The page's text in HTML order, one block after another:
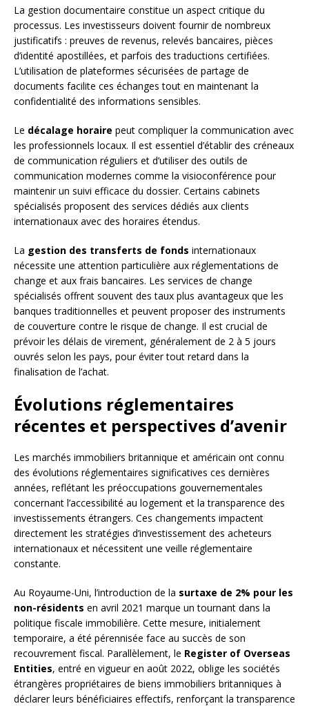
La gestion documentaire constitue un aspect critique du
processus. Les investisseurs doivent fournir de nombreux
justificatifs : preuves de revenus, relevés bancaires, pièces
d’identité apostillées, et parfois des traductions certifiées.
L’utilisation de plateformes sécurisées de partage de
documents facilite ces échanges tout en maintenant la
confidentialité des informations sensibles.
Le décalage horaire peut compliquer la communication avec
les professionnels locaux. Il est essentiel d’établir des créneaux
de communication réguliers et d’utiliser des outils de
communication modernes comme la visioconférence pour
maintenir un suivi efficace du dossier. Certains cabinets
spécialisés proposent des services dédiés aux clients
internationaux avec des horaires étendus.
La gestion des transferts de fonds internationaux
nécessite une attention particulière aux réglementations de
change et aux frais bancaires. Les services de change
spécialisés offrent souvent des taux plus avantageux que les
banques traditionnelles et peuvent proposer des instruments
de couverture contre le risque de change. Il est crucial de
prévoir les délais de virement, généralement de 2 à 5 jours
ouvrés selon les pays, pour éviter tout retard dans la
finalisation de l’achat.
Évolutions réglementaires
récentes et perspectives d’avenir
Les marchés immobiliers britannique et américain ont connu
des évolutions réglementaires significatives ces dernières
années, reflétant les préoccupations gouvernementales
concernant l’accessibilité au logement et la transparence des
investissements étrangers. Ces changements impactent
directement les stratégies d’investissement des acheteurs
internationaux et nécessitent une veille réglementaire
constante.
Au Royaume-Uni, l’introduction de la surtaxe de 2% pour les
non-résidents en avril 2021 marque un tournant dans la
politique fiscale immobilière. Cette mesure, initialement
temporaire, a été pérennisée face au succès de son
recouvrement fiscal. Parallèlement, le Register of Overseas
Entities, entré en vigueur en août 2022, oblige les sociétés
étrangères propriétaires de biens immobiliers britanniques à
déclarer leurs bénéficiaires effectifs, renforçant la transparence